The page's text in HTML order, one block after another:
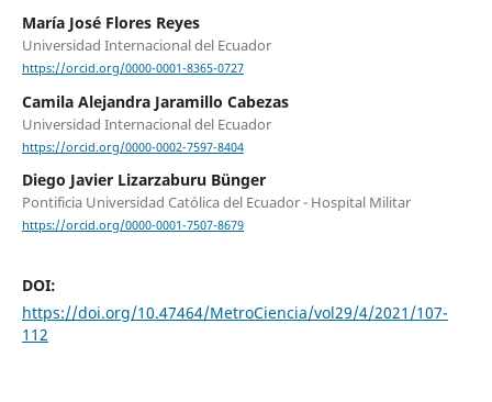
María José Flores Reyes
Universidad Internacional del Ecuador
https://orcid.org/0000-0001-8365-0727
Camila Alejandra Jaramillo Cabezas
Universidad Internacional del Ecuador
https://orcid.org/0000-0002-7597-8404
Diego Javier Lizarzaburu Bünger
Pontificia Universidad Católica del Ecuador - Hospital Militar
https://orcid.org/0000-0001-7507-8679
DOI:
https://doi.org/10.47464/MetroCiencia/vol29/4/2021/107-
112